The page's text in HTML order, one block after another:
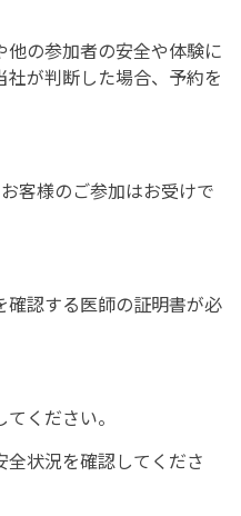
の参加者の安全や体験に
が判断した場合、予約を
客様のご参加はお受けで
認する医師の証明書が必
ください。
状況を確認してくださ